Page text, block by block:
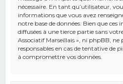
nécessaire. En tant qu’utilisateur,
informations que vous avez
notre base de données. Bien que
diffusées à une tierce partie sans
Associatif Marseillais », ni phpBB,
responsables en cas de tentative de
à compromettre vos données.